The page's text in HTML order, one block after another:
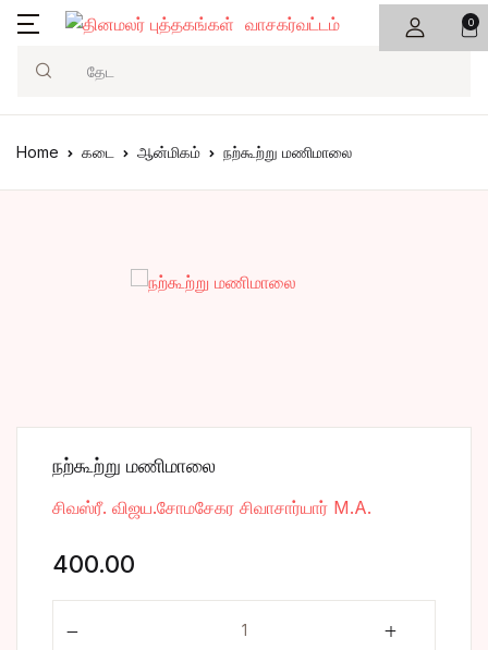
0
Search
Home கடை ஆன்மிகம் நற்கூற்று மணிமாலை
நற்கூற்று மணிமாலை
சிவஸ்ரீ. விஜய.சோமசேகர சிவாசார்யார் M.A.
400.00